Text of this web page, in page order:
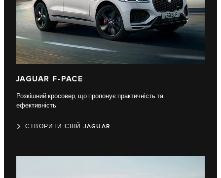
JAGUAR F-PACE​
Розкішний кросовер, що пропонує практичність та
ефективність.
СТВОРИТИ СВІЙ JAGUAR